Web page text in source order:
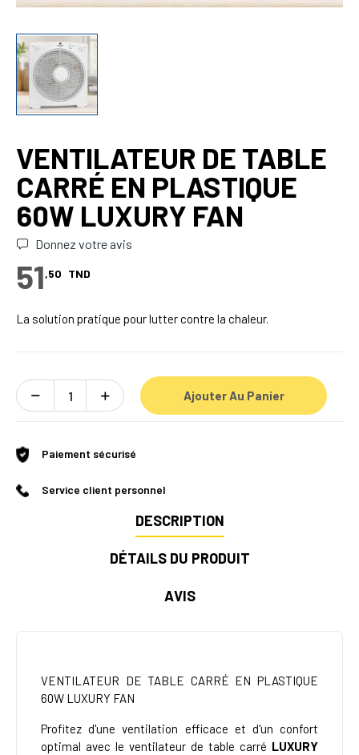
VENTILATEUR DE TABLE
CARRÉ EN PLASTIQUE
60W LUXURY FAN
Donnez votre avis
51,50 TND
La solution pratique pour lutter contre la chaleur.
Ajouter Au Panier
Paiement sécurisé
Service client personnel
DESCRIPTION
DÉTAILS DU PRODUIT
AVIS
VENTILATEUR DE TABLE CARRÉ EN PLASTIQUE
60W LUXURY FAN
Profitez d'une ventilation efficace et d'un confort
optimal avec le ventilateur de table carré LUXURY